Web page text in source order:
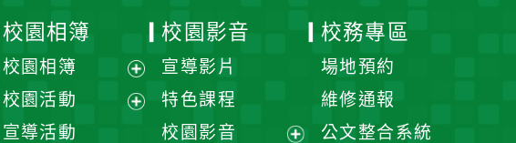
校園相簿
校園相簿
展
開
校園活動
宣導活動
校園影音
宣導影片
特色課程
校園影音
校務專區
場地預約
維修通報
公文整合系統